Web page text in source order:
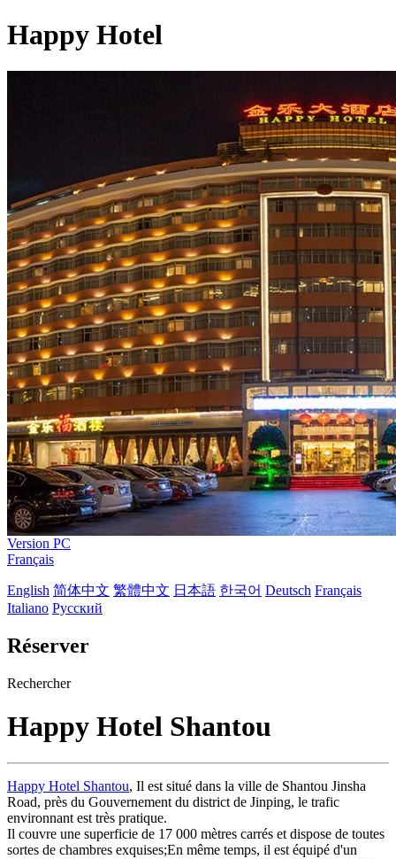
Happy Hotel
Version PC
Français
English 简体中文 繁體中文 日本語 한국어 Deutsch Français
Italiano Русский
Réserver
Rechercher
Happy Hotel Shantou
Happy Hotel Shantou, Il est situé dans la ville de Shantou Jinsha
Road, près du Gouvernement du district de Jinping, le trafic
environnant est très pratique.
Il couvre une superficie de 17 000 mètres carrés et dispose de toutes
sortes de chambres exquises;En même temps, il est équipé d'un